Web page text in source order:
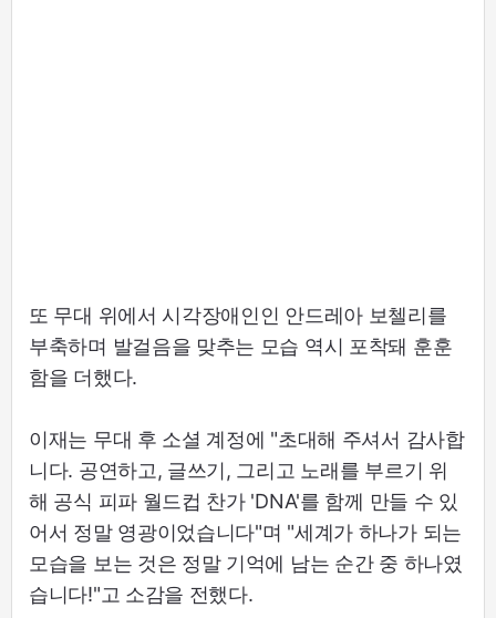
또 무대 위에서 시각장애인인 안드레아 보첼리를
부축하며 발걸음을 맞추는 모습 역시 포착돼 훈훈
함을 더했다.
이재는 무대 후 소셜 계정에 "초대해 주셔서 감사합
니다. 공연하고, 글쓰기, 그리고 노래를 부르기 위
해 공식 피파 월드컵 찬가 'DNA'를 함께 만들 수 있
어서 정말 영광이었습니다"며 "세계가 하나가 되는
모습을 보는 것은 정말 기억에 남는 순간 중 하나였
습니다!"고 소감을 전했다.